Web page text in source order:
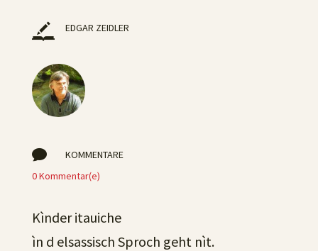
EDGAR ZEIDLER

KOMMENTARE
0 Kommentar(e)
Kìnder itauiche
ìn d elsassisch Sproch geht nìt.